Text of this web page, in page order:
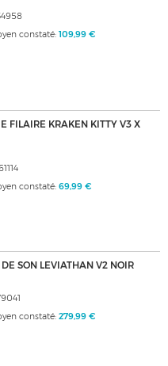
constaté: 109,99 €
FILAIRE KRAKEN KITTY V3 X
constaté: 69,99 €
SON LEVIATHAN V2 NOIR
constaté: 279,99 €